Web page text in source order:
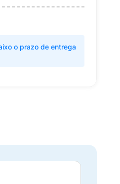
o prazo de entrega